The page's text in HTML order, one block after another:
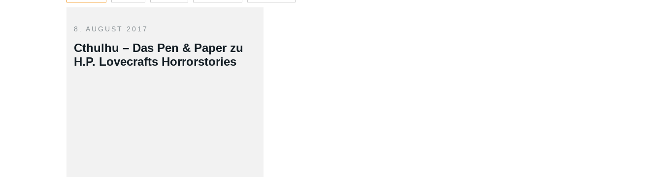
8. AUGUST 2017
Cthulhu – Das Pen & Paper zu
H.P. Lovecrafts Horrorstories